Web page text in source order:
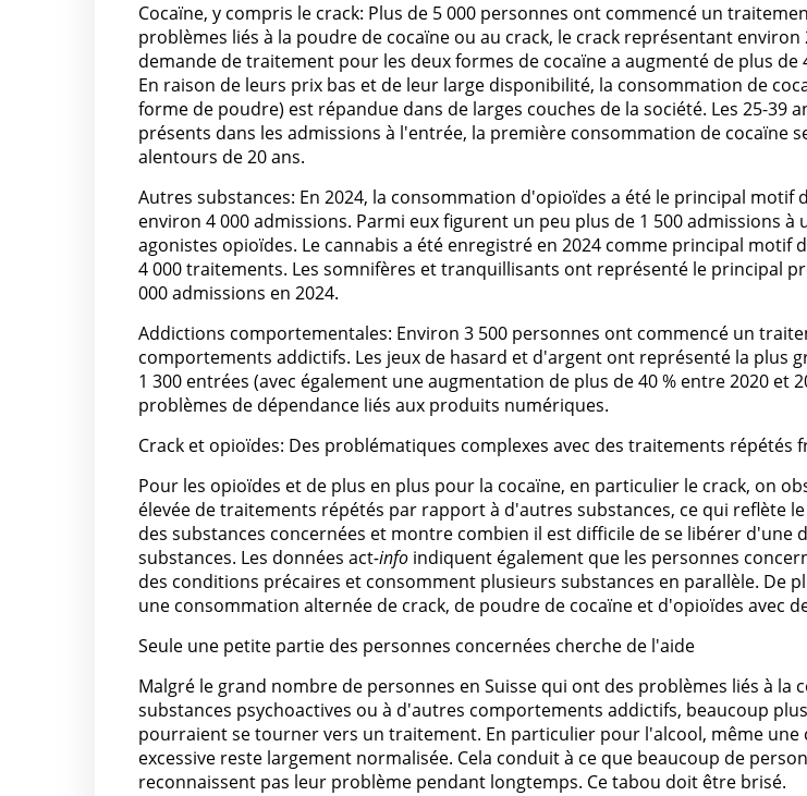
Cocaïne, y compris le crack: Plus de 5 000 personnes ont commencé un
problèmes liés à la poudre de cocaïne ou au crack, le crack représentant environ
demande de traitement pour les deux formes de cocaïne a augmenté de plus de
En raison de leurs prix bas et de leur large disponibilité, la consommation de
forme de poudre) est répandue dans de larges couches de la société. Les 25-39
présents dans les admissions à l'entrée, la première consommation de cocaïne
alentours de 20 ans.
Autres substances: En 2024, la consommation d'opioïdes a été le principal motif
environ 4 000 admissions. Parmi eux figurent un peu plus de 1 500 admissions à
agonistes opioïdes. Le cannabis a été enregistré en 2024 comme principal motif
4 000 traitements. Les somnifères et tranquillisants ont représenté le principal
000 admissions en 2024.
Addictions comportementales: Environ 3 500 personnes ont commencé un
comportements addictifs. Les jeux de hasard et d'argent ont représenté la plus
1 300 entrées (avec également une augmentation de plus de 40 % entre 2020 et
problèmes de dépendance liés aux produits numériques.
Crack et opioïdes: Des problématiques complexes avec des traitements répétés
Pour les opioïdes et de plus en plus pour la cocaïne, en particulier le crack, on
élevée de traitements répétés par rapport à d'autres substances, ce qui reflète
des substances concernées et montre combien il est difficile de se libérer d'une
substances. Les données act-info indiquent également que les personnes
des conditions précaires et consomment plusieurs substances en parallèle. De
une consommation alternée de crack, de poudre de cocaïne et d'opioïdes avec
Seule une petite partie des personnes concernées cherche de l'aide
Malgré le grand nombre de personnes en Suisse qui ont des problèmes liés à la
substances psychoactives ou à d'autres comportements addictifs, beaucoup
pourraient se tourner vers un traitement. En particulier pour l'alcool, même une
excessive reste largement normalisée. Cela conduit à ce que beaucoup de
reconnaissent pas leur problème pendant longtemps. Ce tabou doit être brisé.